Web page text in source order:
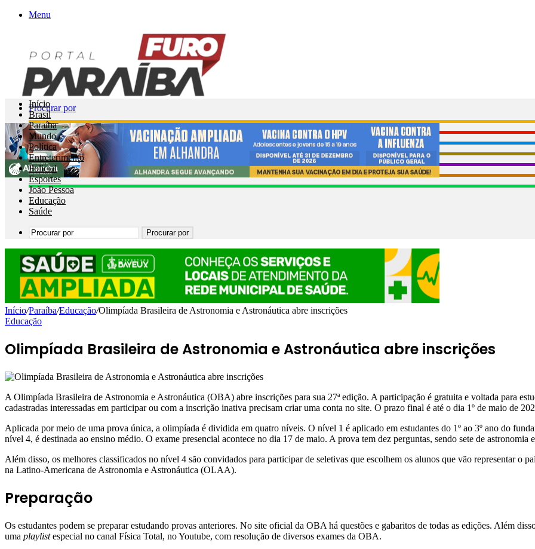
Menu
Procurar por
Início
Brasil
Paraíba
Mundo
Política
Entreterimento
Policial
Esportes
João Pessoa
Educação
Saúde
Procurar por
Início/Paraíba/Educação/Olimpíada Brasileira de Astronomia e Astronáutica abre inscrições
Educação
Olimpíada Brasileira de Astronomia e Astronáutica abre inscrições
A Olimpíada Brasileira de Astronomia e Astronáutica (OBA) abre inscrições para sua 27ª edição. A participação é gratuita e voltada para
cadastradas interessadas em participar ou com a inscrição inativa precisam criar uma conta no site. O prazo final é até o dia 1º de maio de
Aplicada por meio de uma prova única, a olimpíada é dividida em quatro níveis. O nível 1 é aplicado em estudantes do 1º ao 3º ano do
nível 4, é destinada ao ensino médio. O exame presencial acontece no dia 17 de maio. A prova tem dez perguntas, sendo sete de astronomia
Além disso, os melhores classificados no nível 4 são convidados para participar de seletivas que escolhem os alunos que vão representar
na Latino-Americana de Astronomia e Astronáutica (OLAA).
Preparação
Os estudantes podem se preparar estudando provas anteriores. No site oficial da OBA há questões e gabaritos de todas as edições. Além
uma playlistespecial no canal Física Total, no Youtube, com resolução de diversos exames da OBA.